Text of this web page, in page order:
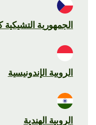
الجمهورية التشيكية
الروبية الإندونيسية
الروبية الهندية